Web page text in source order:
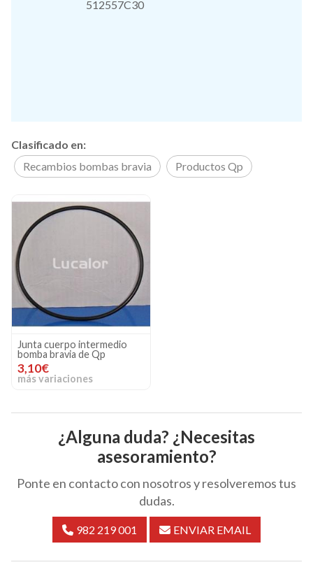
512557C30
Clasificado en:
Recambios bombas bravia
Productos Qp
Junta cuerpo intermedio
bomba bravia de Qp
3,10€
más variaciones
¿Alguna duda? ¿Necesitas
asesoramiento?
Ponte en contacto con nosotros y resolveremos tus
dudas.
982 219 001 ENVIAR EMAIL